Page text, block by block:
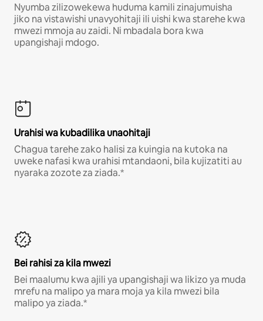
Nyumba zilizowekewa huduma kamili zinajumuisha
jiko na vistawishi unavyohitaji ili uishi kwa starehe kwa
mwezi mmoja au zaidi. Ni mbadala bora kwa
upangishaji mdogo.
Urahisi wa kubadilika unaohitaji
Chagua tarehe zako halisi za kuingia na kutoka na
uweke nafasi kwa urahisi mtandaoni, bila kujizatiti au
nyaraka zozote za ziada.*
Bei rahisi za kila mwezi
Bei maalumu kwa ajili ya upangishaji wa likizo ya muda
mrefu na malipo ya mara moja ya kila mwezi bila
malipo ya ziada.*